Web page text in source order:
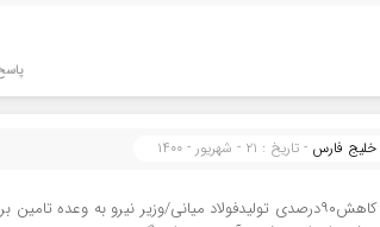
خلیج فارس - تاریخ : ۲۱ - شهریور - ۱۴۰۰
[…] تامین بنزین کشور بدون هیچ محدودیتی ادامه دارد سمینار چالش‌ برق در زنجیره فولاد برگزار شد کاهش۹۰درصدی تولیدفولاد میانی/وزیر نیرو به وعده